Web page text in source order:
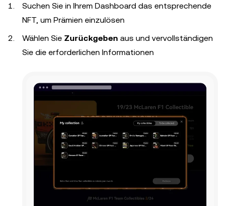
Suchen Sie in Ihrem Dashboard das entsprechende
NFT, um Prämien einzulösen
Wählen Sie Zurückgeben aus und vervollständigen
Sie die erforderlichen Informationen